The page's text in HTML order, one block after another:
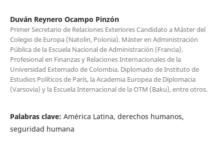
Duván Reynero Ocampo Pinzón
Primer Secretario de Relaciones Exteriores Candidato a Máster del
Colegio de Europa (Natolin, Polonia). Máster en Administración
Pública de la Escuela Nacional de Administración (Francia).
Profesional en Finanzas y Relaciones Internacionales de la
Universidad Externado de Colombia. Diplomado de Instituto de
Estudios Políticos de París, la Academia Europea de Diplomacia
(Varsovia) y la Escuela Internacional de la OTM (Baku), entre otros.
Palabras clave: América Latina, derechos humanos,
seguridad humana